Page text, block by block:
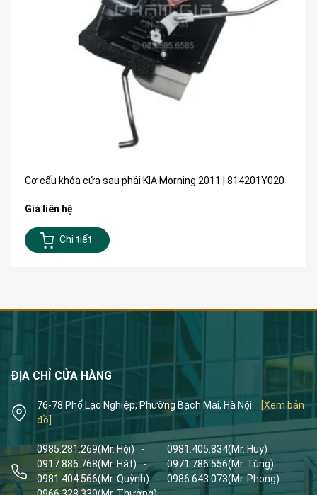
Cơ cấu khóa cửa sau phải KIA Morning 2011 | 814201Y020
Giá liên hệ
Chi tiết
ĐỊA CHỈ CỬA HÀNG
76-78 Phố Lạc Nghiệp, Phường Bạch Mai, Hà Nội
[Xem bản
đồ]
0985.281.269(Mr. Hội) - 0981.405.834(Mr. Huy)
0917.886.768(Mr. Hát) - 0971.786.556(Mr. Tùng)
0981.404.566(Mr. Quỳnh) - 0986.643.073(Mr. Phong)